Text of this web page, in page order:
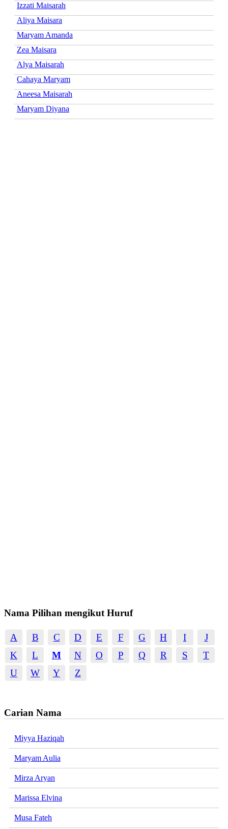
Izzati Maisarah
Aliya Maisara
Maryam Amanda
Zea Maisara
Alya Maisarah
Cahaya Maryam
Aneesa Maisarah
Maryam Diyana
Nama Pilihan mengikut Huruf
A B C D E F G H I
J
K
L M N O P Q R S
T
U
W Y Z
Carian Nama
Miyya Haziqah
Maryam Aulia
Mirza Aryan
Marissa Elvina
Musa Fateh